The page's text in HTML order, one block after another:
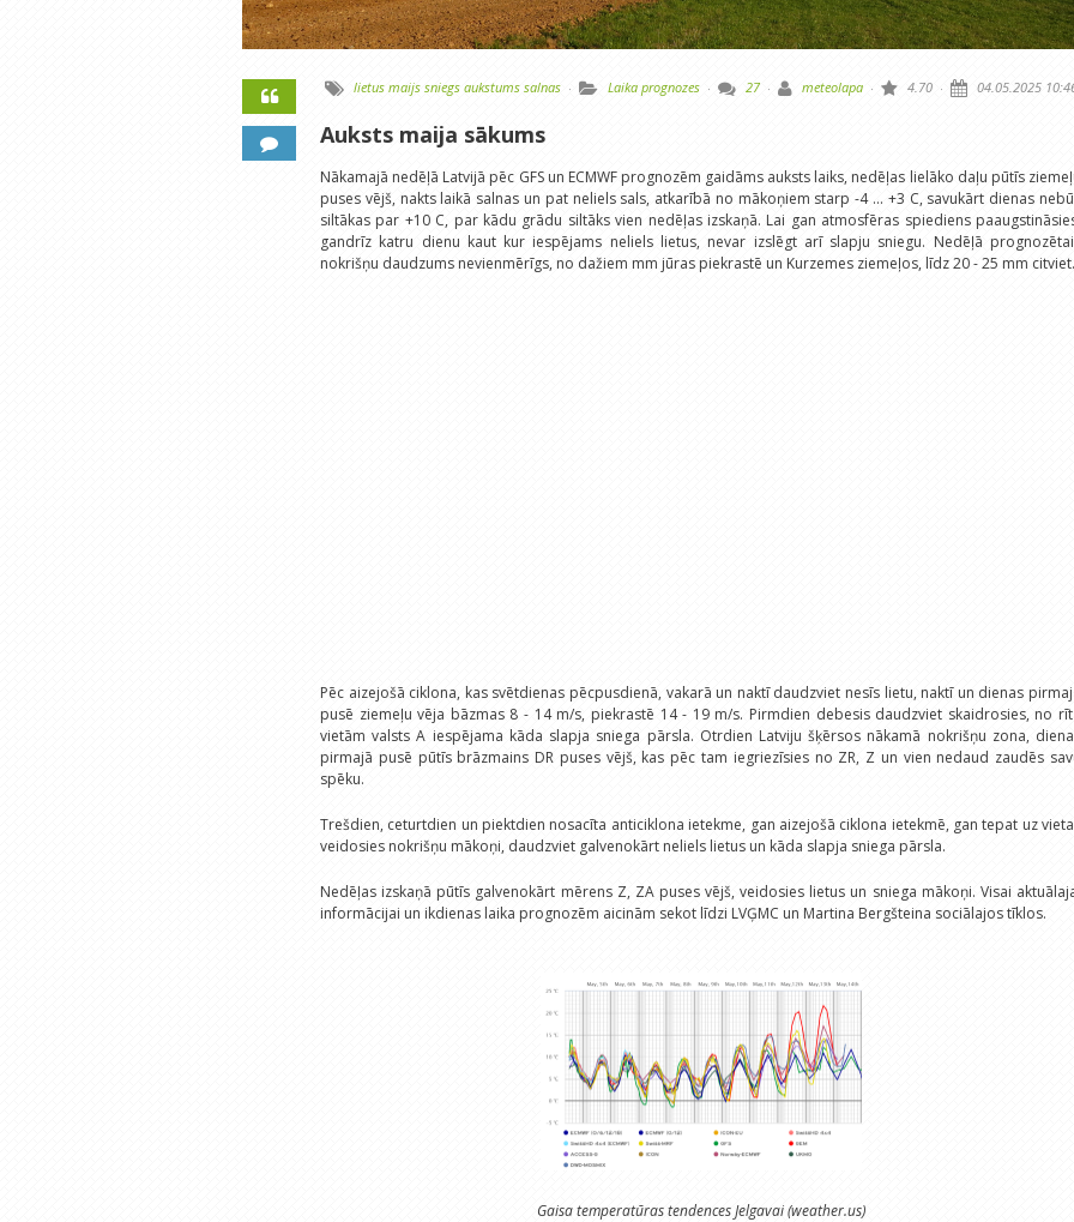
lietus maijs sniegs aukstums salnas · Laika prognozes · 27 · meteolapa · 4.70 · 04.05.2025
Auksts maija sākums
Nākamajā nedēļā Latvijā pēc GFS un ECMWF prognozēm gaidāms auksts laiks, nedēļas lielāko daļu pūtīs
puses vējš, nakts laikā salnas un pat neliels sals, atkarībā no mākoņiem starp -4 ... +3 C, savukārt dienas
siltākas par +10 C, par kādu grādu siltāks vien nedēļas izskaņā. Lai gan atmosfēras spiediens
gandrīz katru dienu kaut kur iespējams neliels lietus, nevar izslēgt arī slapju sniegu. Nedēļā
nokrišņu daudzums nevienmērīgs, no dažiem mm jūras piekrastē un Kurzemes ziemeļos, līdz 20 - 25 mm citviet.
Pēc aizejošā ciklona, kas svētdienas pēcpusdienā, vakarā un naktī daudzviet nesīs lietu, naktī un dienas
pusē ziemeļu vēja bāzmas 8 - 14 m/s, piekrastē 14 - 19 m/s. Pirmdien debesis daudzviet skaidrosies, no
vietām valsts A iespējama kāda slapja sniega pārsla. Otrdien Latviju šķērsos nākamā nokrišņu zona,
pirmajā pusē pūtīs brāzmains DR puses vējš, kas pēc tam iegriezīsies no ZR, Z un vien nedaud zaudēs
spēku.
Trešdien, ceturtdien un piektdien nosacīta anticiklona ietekme, gan aizejošā ciklona ietekmē, gan tepat uz
veidosies nokrišņu mākoņi, daudzviet galvenokārt neliels lietus un kāda slapja sniega pārsla.
Nedēļas izskaņā pūtīs galvenokārt mērens Z, ZA puses vējš, veidosies lietus un sniega mākoņi. Visai
informācijai un ikdienas laika prognozēm aicinām sekot līdzi LVĢMC un Martina Bergšteina sociālajos tīklos.
Gaisa temperatūras tendences Jelgavai (weather.us)